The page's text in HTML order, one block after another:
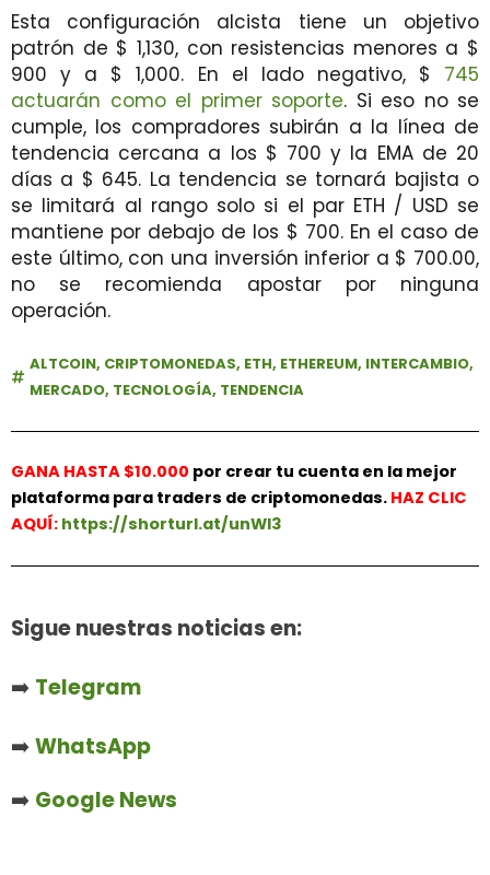
Esta configuración alcista tiene un objetivo
patrón de $ 1,130, con resistencias menores a $
900 y a $ 1,000. En el lado negativo, $ 745
actuarán como el primer soporte. Si eso no se
cumple, los compradores subirán a la línea de
tendencia cercana a los $ 700 y la EMA de 20
días a $ 645. La tendencia se tornará bajista o
se limitará al rango solo si el par ETH / USD se
mantiene por debajo de los $ 700. En el caso de
este último, con una inversión inferior a $ 700.00,
no se recomienda apostar por ninguna
operación.
ALTCOIN, CRIPTOMONEDAS, ETH, ETHEREUM, INTERCAMBIO,
MERCADO, TECNOLOGÍA, TENDENCIA
GANA HASTA $10.000 por crear tu cuenta en la mejor
plataforma para traders de criptomonedas. HAZ CLIC
AQUÍ: https://shorturl.at/unWl3
Sigue nuestras noticias en:
➡️ Telegram
➡️WhatsApp
➡️ Google News